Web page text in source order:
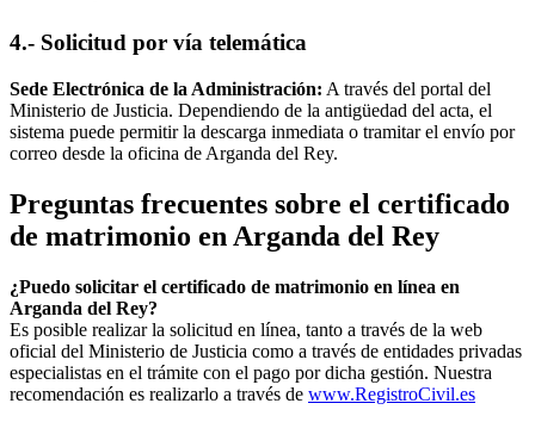
4.- Solicitud por vía telemática
Sede Electrónica de la Administración: A través del portal del
Ministerio de Justicia. Dependiendo de la antigüedad del acta, el
sistema puede permitir la descarga inmediata o tramitar el envío por
correo desde la oficina de Arganda del Rey.
Preguntas frecuentes sobre el certificado
de matrimonio en Arganda del Rey
¿Puedo solicitar el certificado de matrimonio en línea en
Arganda del Rey?
Es posible realizar la solicitud en línea, tanto a través de la web
oficial del Ministerio de Justicia como a través de entidades privadas
especialistas en el trámite con el pago por dicha gestión. Nuestra
recomendación es realizarlo a través de www.RegistroCivil.es